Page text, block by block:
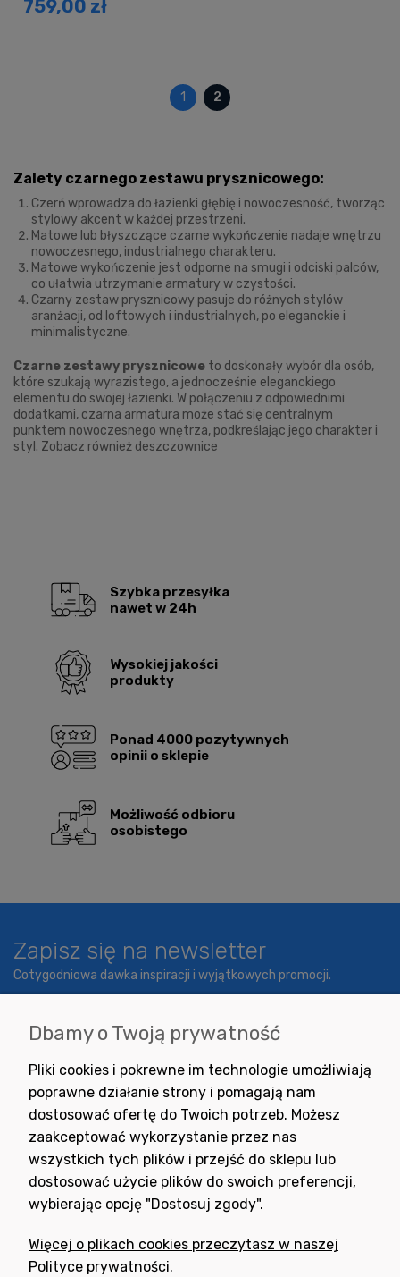
759,00 zł
1 2
Zalety czarnego zestawu prysznicowego:
Czerń wprowadza do łazienki głębię i nowoczesność, tworząc
stylowy akcent w każdej przestrzeni.
Matowe lub błyszczące czarne wykończenie nadaje wnętrzu
nowoczesnego, industrialnego charakteru.
Matowe wykończenie jest odporne na smugi i odciski palców,
co ułatwia utrzymanie armatury w czystości.
Czarny zestaw prysznicowy pasuje do różnych stylów
aranżacji, od loftowych i industrialnych, po eleganckie i
minimalistyczne.
Czarne zestawy prysznicowe to doskonały wybór dla osób,
które szukają wyrazistego, a jednocześnie eleganckiego
elementu do swojej łazienki. W połączeniu z odpowiednimi
dodatkami, czarna armatura może stać się centralnym
punktem nowoczesnego wnętrza, podkreślając jego charakter i
styl. Zobacz również deszczownice
Szybka przesyłka
nawet w 24h
Wysokiej jakości
produkty
Ponad 4000 pozytywnych
opinii o sklepie
Możliwość odbioru
osobistego
Zapisz się na newsletter
Cotygodniowa dawka inspiracji i wyjątkowych promocji.
Wyrażam zgodę na otrzymywanie newslettera z inspiracjami,
nowościami i promocjami.
Potrzebujesz pomocy
+48 791 806 804
Dbamy o Twoją prywatność
Pliki cookies i pokrewne im technologie umożliwiają
poprawne działanie strony i pomagają nam
dostosować ofertę do Twoich potrzeb. Możesz
zaakceptować wykorzystanie przez nas
wszystkich tych plików i przejść do sklepu lub
dostosować użycie plików do swoich preferencji,
wybierając opcję "Dostosuj zgody".
Więcej o plikach cookies przeczytasz w naszej
Polityce prywatności.